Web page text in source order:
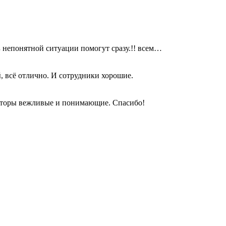
ситуации помогут сразу.!! всем…
всё отлично. И сотрудники хорошие.
вежливые и понимающие. Спасибо!